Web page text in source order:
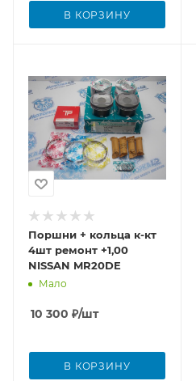
В КОРЗИНУ
Поршни + кольца к-кт
4шт ремонт +1,00
NISSAN MR20DE
Мало
10 300 ₽/шт
В КОРЗИНУ